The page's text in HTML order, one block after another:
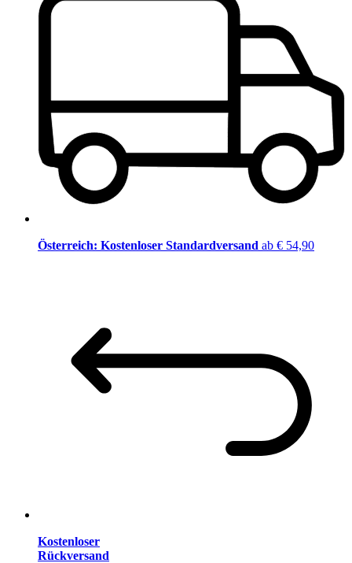
Österreich: Kostenloser Standardversand ab € 54,90
Kostenloser
Rückversand